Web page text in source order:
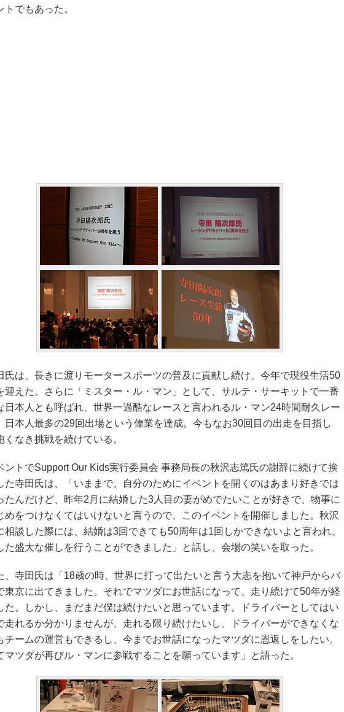
トでもあった。
は、長きに渡りモータースポーツの普及に貢献し続け、今年で現役生活50
迎えた。さらに「ミスター・ル・マン」として、サルテ・サーキットで一番
日本人とも呼ばれ、世界一過酷なレースと言われるル・マン24時間耐久レー
日本人最多の29回出場という偉業を達成。今もなお30回目の出走を目指し
くなき挑戦を続けている。
トでSupport Our Kids実行委員会 事務局長の秋沢志篤氏の謝辞に続けて挨
た寺田氏は、「いままで、自分のためにイベントを開くのはあまり好きでは
たんだけど、昨年2月に結婚した3人目の妻がめでたいことが好きで、物事に
めをつけなくてはいけないと言うので、このイベントを開催しました。秋沢
相談した際には、結婚は3回できても50周年は1回しかできないよと言われ、
た盛大な催しを行うことができました」と話し、会場の笑いを取った。
寺田氏は「18歳の時、世界に打って出たいと言う大志を抱いて神戸からバ
東京に出てきました。それでマツダにお世話になって、走り続けて50年が経
た。しかし、まだまだ僕は続けたいと思っています。ドライバーとしてはい
走れるか分かりませんが、走れる限り続けたいし、ドライバーができなくな
チームの運営もできるし、今までお世話になったマツダに恩返しをしたい。
マツダが再びル・マンに参戦することを願っています」と語った。